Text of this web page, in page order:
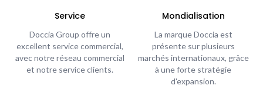
Service
Doccia Group offre un
excellent service commercial,
avec notre réseau commercial
et notre service clients.
Mondialisation
La marque Doccia est
présente sur plusieurs
marchés internationaux, grâce
à une forte stratégie
d'expansion.